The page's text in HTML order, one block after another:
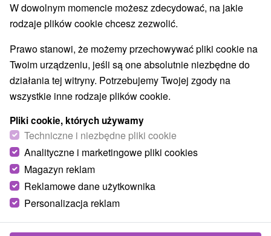
Wsie i miasta
Bojnice(3) Ráztočno (2)
WSZYSTKO TOP - BESTSELLERY
W dowolnym momencie możesz zdecydować, na jakie
rodzaje plików cookie chcesz zezwolić.
Prawo stanowi, że możemy przechowywać pliki cookie na
Twoim urządzeniu, jeśli są one absolutnie niezbędne do
działania tej witryny. Potrzebujemy Twojej zgody na
wszystkie inne rodzaje plików cookie.
Pliki cookie, których używamy
Techniczne i niezbędne pliki cookie
Analityczne i marketingowe pliki cookies
Magazyn reklam
Reklamowe dane użytkownika
Personalizacja reklam